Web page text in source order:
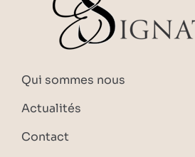
Qui sommes nous
Actualités
Contact